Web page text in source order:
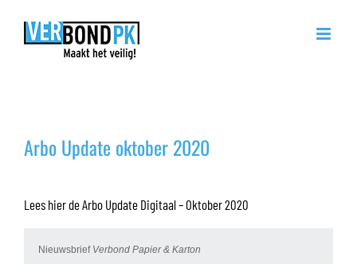
Arbo Update oktober 2020
Lees hier de Arbo Update Digitaal – Oktober 2020
Nieuwsbrief Verbond Papier & Karton